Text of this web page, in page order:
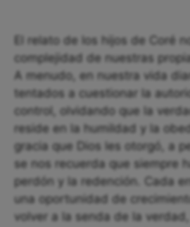
El relato de los hijos de Coré
complejidad de nuestras
A menudo, en nuestra vida
tentados a cuestionar la
control, olvidando que la
reside en la humildad y la
gracia que Dios les otorgó, a
se nos recuerda que siempre
perdón y la redención. Cada
una oportunidad de
volver a la senda de la